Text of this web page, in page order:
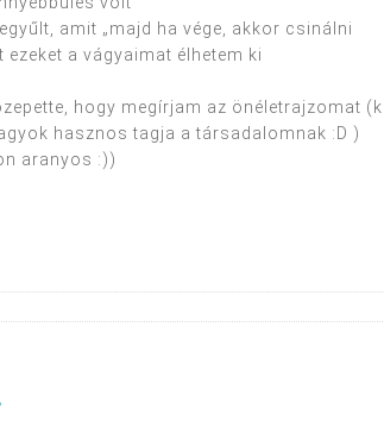
amit „majd ha vége, akkor csinálni
a vágyaimat élhetem ki
hogy megírjam az önéletrajzomat
hasznos tagja a társadalomnak :D )
aranyos :))